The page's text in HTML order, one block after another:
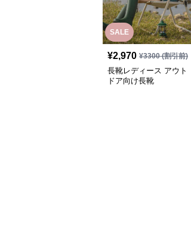
SALE
¥2,970 ¥3300(割引前)
長靴レディース アウト
ドア向け長靴